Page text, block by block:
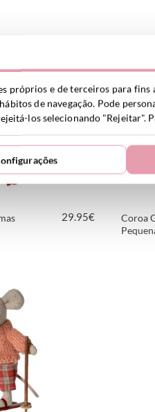
29.95€
Coroa
próprios e de terceiros para
de navegação. Pode
los selecionando "Rejeitar".